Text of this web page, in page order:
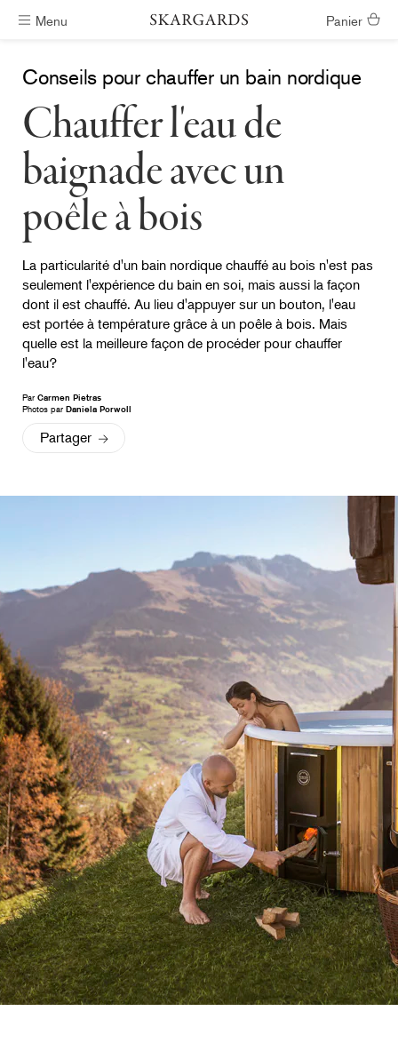
Menu Livraison gratuite Panier
Conseils pour chauffer un bain nordique
Chauffer l'eau de
baignade avec un
poêle à bois
La particularité d'un bain nordique chauffé au bois n'est pas
seulement l'expérience du bain en soi, mais aussi la façon
dont il est chauffé. Au lieu d'appuyer sur un bouton, l'eau
est portée à température grâce à un poêle à bois. Mais
quelle est la meilleure façon de procéder pour chauffer
l'eau?
Par Carmen Pietras
Photos par Daniela Porwoll
Partager